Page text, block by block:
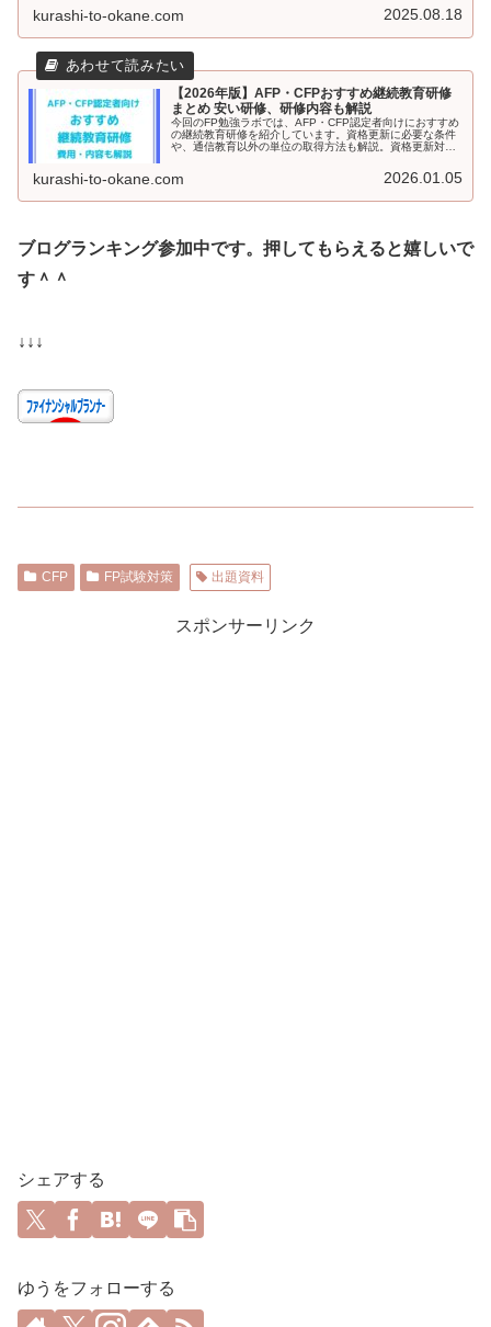
合わせも。試験前に、ぜひ見直してみてください。
kurashi-to-okane.com 2025.08.18
【2026年版】AFP・CFPおすすめ継続教育研修
まとめ 安い研修、研修内容も解説
今回のFP勉強ラボでは、AFP・CFP認定者向けにおすすめ
の継続教育研修を紹介しています。資格更新に必要な条件
や、通信教育以外の単位の取得方法も解説。資格更新対象
kurashi-to-okane.com 2026.01.05
ブログランキング参加中です。押してもらえると嬉しいで
す＾＾
↓↓↓
CFP FP試験対策 出題資料
スポンサーリンク
シェアする
ゆうをフォローする